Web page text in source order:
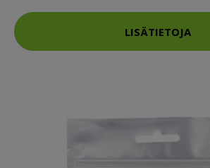
LISÄTIETOJA